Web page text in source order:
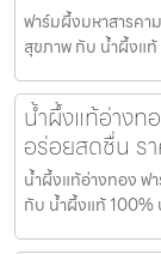
ฟาร์มผึ้งมหาสารคา
สุขภาพ กับ น้ำผึ้งแท้
น้ำผึ้งแท้อ่างท
อร่อยสดชื่น ร
น้ำผึ้งแท้อ่างทอง ฟ
กับ น้ำผึ้งแท้ 100%